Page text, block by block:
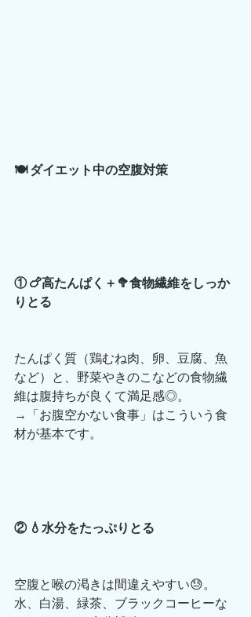
🍽️ ダイエット中の空腹対策
① 🍗高たんぱく＋🥦食物繊維をしっか
りとる
たんぱく質（鶏むね肉、卵、豆腐、魚
など）と、野菜やきのこなどの食物繊
維は腹持ちが良くて満足感◎。
→「お腹空かない食事」はこういう食
材が基本です。
② 💧水分をたっぷりとる
空腹と喉の渇きは間違えやすい😓。
水、白湯、緑茶、ブラックコーヒーな